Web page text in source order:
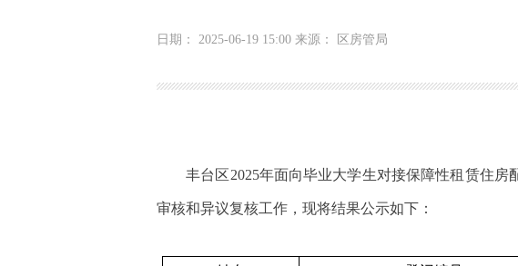
日期： 2025-06-19 15:00 来源： 区房管局
丰台区2025年面向毕业大学生对接保障性租赁住房
审核和异议复核工作， 现将结果公示如下：